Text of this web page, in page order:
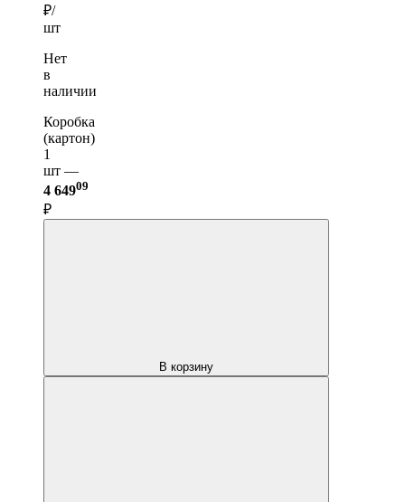
₽/
шт
Нет
в
наличии
Коробка
(картон)
1
шт —
4 64909
₽
В корзину